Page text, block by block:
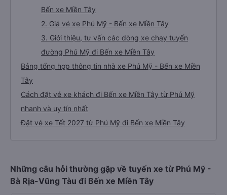
Bến xe Miền Tây
2. Giá vé xe Phú Mỹ - Bến xe Miền Tây
3. Giới thiệu, tư vấn các dòng xe chạy tuyến
đường Phú Mỹ đi Bến xe Miền Tây
Bảng tổng hợp thông tin nhà xe Phú Mỹ - Bến xe Miền
Tây
Cách đặt vé xe khách đi Bến xe Miền Tây từ Phú Mỹ
nhanh và uy tín nhất
Đặt vé xe Tết 2027 từ Phú Mỹ đi Bến xe Miền Tây
Những câu hỏi thường gặp về tuyến xe từ Phú Mỹ -
Bà Rịa-Vũng Tàu đi Bến xe Miền Tây